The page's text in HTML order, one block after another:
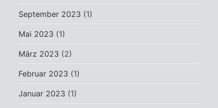
September 2023 (1)
Mai 2023 (1)
März 2023 (2)
Februar 2023 (1)
Januar 2023 (1)